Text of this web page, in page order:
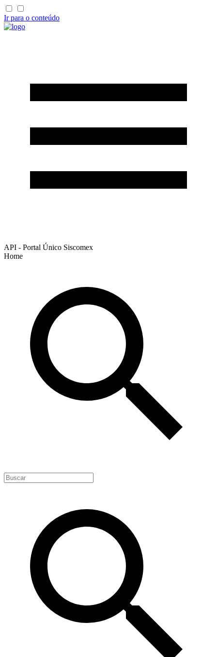
Ir para o conteúdo
API - Portal Único Siscomex
Home